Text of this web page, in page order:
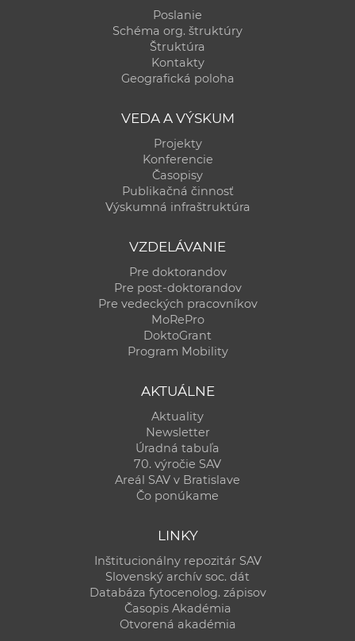
Poslanie
Schéma org. štruktúry
Štruktúra
Kontakty
Geografická poloha
VEDA A VÝSKUM
Projekty
Konferencie
Časopisy
Publikačná činnosť
Výskumná infraštruktúra
VZDELÁVANIE
Pre doktorandov
Pre post-doktorandov
Pre vedeckých pracovníkov
MoRePro
DoktoGrant
Program Mobility
AKTUÁLNE
Aktuality
Newsletter
Úradná tabuľa
70. výročie SAV
Areál SAV v Bratislave
Čo ponúkame
LINKY
Inštitucionálny repozitár SAV
Slovenský archív soc. dát
Databáza fytocenolog. zápisov
Časopis Akadémia
Otvorená akadémia